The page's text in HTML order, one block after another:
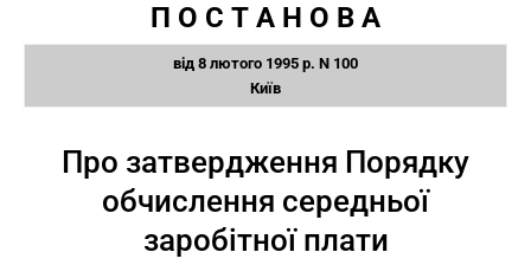
П О С Т А Н О В А
від 8 лютого 1995 р. N 100
Київ
Про затвердження Порядку
обчислення середньої
заробітної плати